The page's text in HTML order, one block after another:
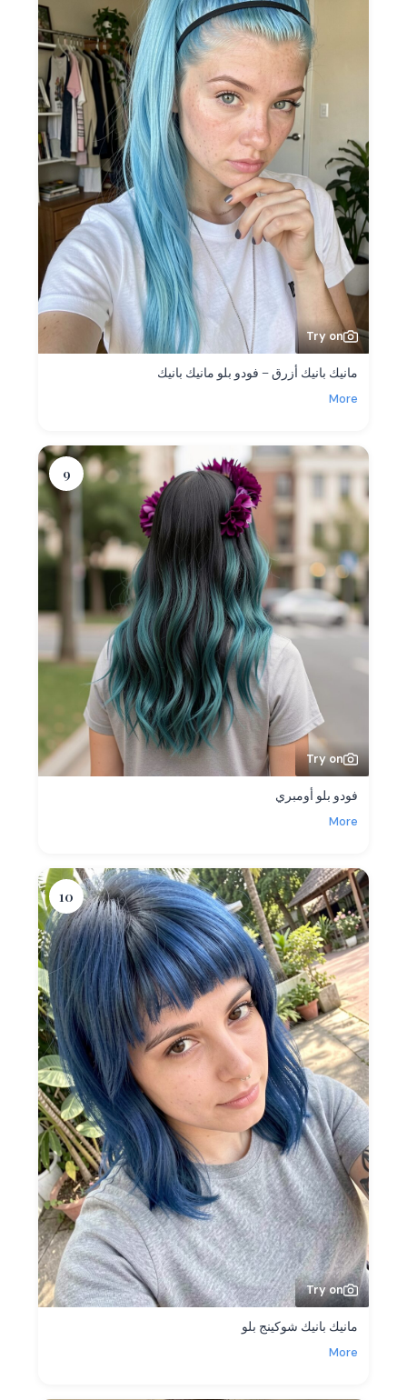
Try on
مانيك بانيك أزرق – فودو بلو مانيك بانيك
More
9
Try on
فودو بلو أومبري
More
10
Try on
مانيك بانيك شوكينج بلو
More